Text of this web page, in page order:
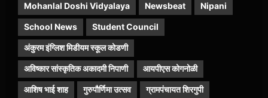
Mohanlal Doshi Vidyalaya Newsbeat Nipani
School News Student Council
अंकुरम इंग्लिश मिडीयम स्कूल कोडणी
अविष्कार सांस्कृतिक अकादमी निपाणी आयपीएस कोगनोळी
आशिष भाई शाह गुरुपौर्णिमा उत्सव ग्रामपंचायत शिरगुपी